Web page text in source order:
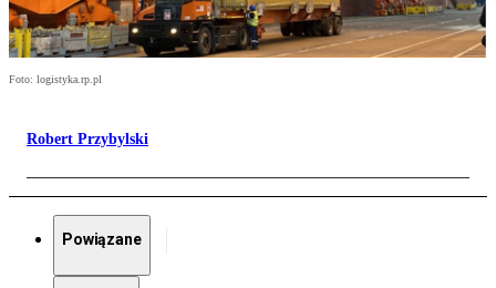
Foto: logistyka.rp.pl
Robert Przybylski
Powiązane